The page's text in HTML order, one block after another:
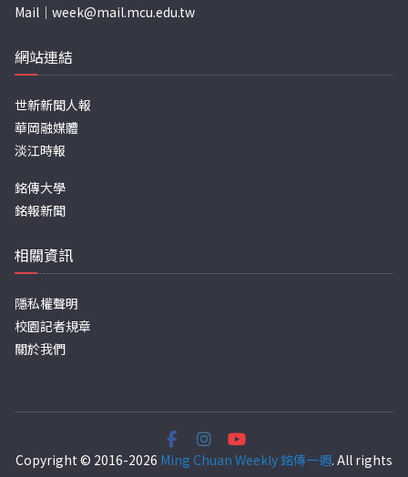
Mail｜ week@mail.mcu.edu.tw
網站連結
世新新聞人報
華岡融媒體
淡江時報
銘傳大學
銘報新聞
相關資訊
隱私權聲明
校園記者規章
關於我們
Copyright © 2016-2026 Ming Chuan Weekly 銘傳一週. All rights